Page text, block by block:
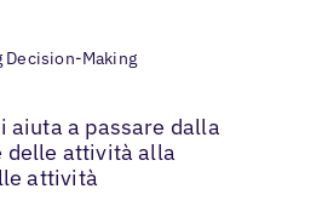
Decision-Making
aiuta a passare dalla
delle attività alla
attività